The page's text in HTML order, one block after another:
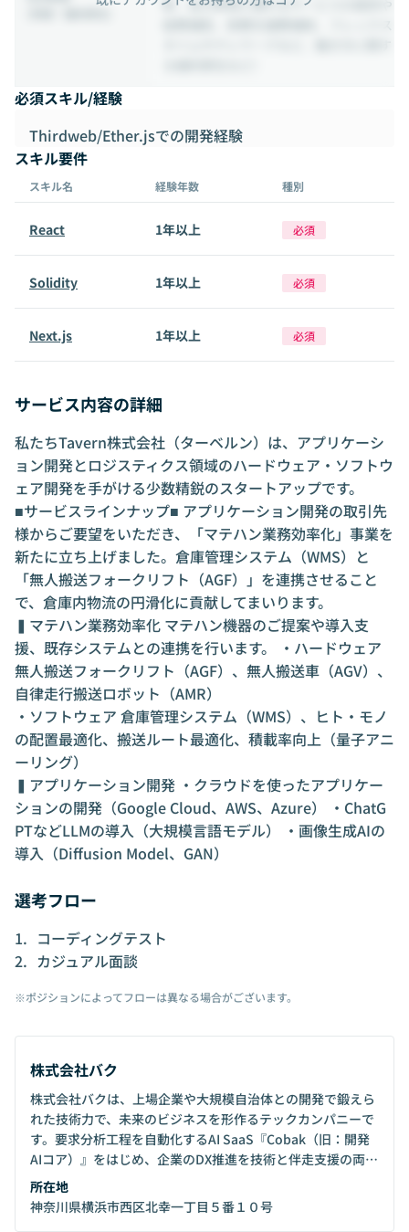
断、自己啓発に関わるサービスの提供や
必須スキル/経験
Thirdweb/Ether.jsでの開発経験
スキル要件
スキル名 経験年数 種別
React 1年以上 必須
Solidity 1年以上 必須
Next.js 1年以上 必須
サービス内容の詳細
私たちTavern株式会社（ターベルン）は、アプリケーシ
ョン開発とロジスティクス領域のハードウェア・ソフトウ
ェア開発を手がける少数精鋭のスタートアップです。
■サービスラインナップ■ アプリケーション開発の取引先
様からご要望をいただき、「マテハン業務効率化」事業を
新たに立ち上げました。倉庫管理システム（WMS）と
「無人搬送フォークリフト（AGF）」を連携させること
で、倉庫内物流の円滑化に貢献してまいります。
▍マテハン業務効率化 マテハン機器のご提案や導入支
援、既存システムとの連携を行います。 ・ハードウェア
無人搬送フォークリフト（AGF）、無人搬送車（AGV）、
自律走行搬送ロボット（AMR）
・ソフトウェア 倉庫管理システム（WMS）、ヒト・モノ
の配置最適化、搬送ルート最適化、積載率向上（量子アニ
ーリング）
▍アプリケーション開発 ・クラウドを使ったアプリケー
ションの開発（Google Cloud、AWS、Azure） ・ChatG
PTなどLLMの導入（大規模言語モデル） ・画像生成AIの
導入（Diffusion Model、GAN）
選考フロー
コーディングテスト
カジュアル面談
※ポジションによってフローは異なる場合がございます。
株式会社バク
株式会社バクは、上場企業や大規模自治体との開発で鍛えら
れた技術力で、未来のビジネスを形作るテックカンパニーで
す。要求分析工程を自動化するAI SaaS『Cobak（旧：開発
AIコア）』をはじめ、企業のDX推進を技術と伴走支援の両面
から支援しています。
所在地
神奈川県横浜市西区北幸一丁目５番１０号